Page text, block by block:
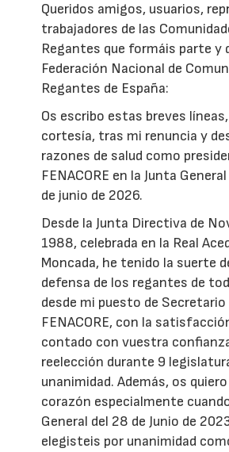
Queridos amigos, usuarios,
trabajadores de las
Regantes que formáis parte y
Federación Nacional de
Regantes de España:
Os escribo estas breves
cortesía, tras mi renuncia y
razones de salud como
FENACORE en la Junta
de junio de 2026.
Desde la Junta Directiva de
1988, celebrada en la Real
Moncada, he tenido la suerte
defensa de los regantes de
desde mi puesto de Secretario
FENACORE, con la
contado con vuestra
reelección durante 9
unanimidad. Además, os
corazón especialmente
General del 28 de Junio de
elegisteis por unanimidad